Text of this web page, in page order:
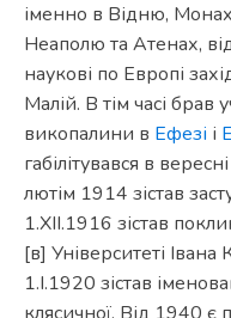
іменно в Відню,
Неаполю та Атенах,
наукові по Европі
Малій. В тім часі брав
викопалини в Ефезі і
габілітувався в
лютім 1914 зістав
1.ХІІ.1916 зістав
[в] Університеті
1.І.1920 зістав